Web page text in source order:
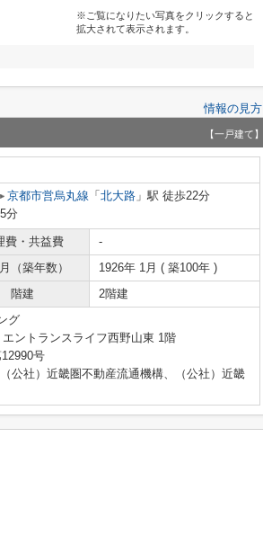
※ご覧になりたい写真をクリックすると
拡大されて表示されます。
情報の見方
【一戸建て】
京都市営烏丸線 「 北大路 」駅 徒歩22分
分
費・共益費
-
（築年数）
1926年 1月 ( 築100年 )
階建 2階建
グ
ントランスライフ西野山東 1階
号
公社）近畿圏不動産流通機構、（公社）近畿